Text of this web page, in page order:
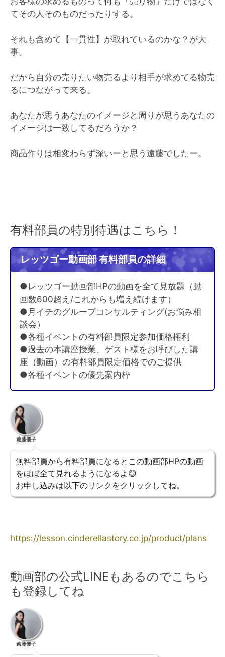
てその人そのものだったりする。
それも含めて【一貫性】が取れているのかな？が大
事。
だから自分の売りたい物売るより相手が求めてる物売
るにつながって来る。
あなたが思うあなたのイメージと周りが思うあなたの
イメージは一致してるだろうか？
商品作りは相変わらず深いーと思う遠藤でしたー。
有料部員の特別待遇はこちら！
レッツゴー動画部 有料部員の詳細
●レッツゴー動画部HPの動画を全て見放題（動
画数600超え/これからも増え続けます）
●月イチのグループコンサルティング(お悩み相
談会）
●各種イベントの有料部員限定参加価格権利
●過去の本講座授業、ゲスト様をお呼びした講
座（動画）の有料部員限定価格でのご提供
●各種イベントの優先案内枠
遠藤優子
無料部員から有料部員になるとこの動画部HPの動画
をほぼ全て見れるようになるよ😊
お申し込みは以下のリンクをクリックしてね。
https://lesson.cinderellastory.co.jp/product/plans
動画部の公式LINEもあるのでこちら
も登録してね
遠藤優子